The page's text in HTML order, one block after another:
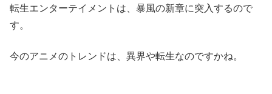
転生エンターテイメントは、暴風の新章に突入するので
す。
今のアニメのトレンドは、異界や転生なのですかね。